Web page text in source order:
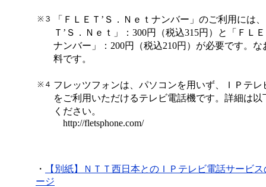
※３
「ＦＬＥＴ’Ｓ．Ｎｅｔナンバー」のご利用には
Ｔ’Ｓ．Ｎｅｔ」：300円（税込315円）と「ＦＬ
ナンバー」：200円（税込210円）が必要です。
料です。
※４ フレッツフォンは、パソコンを用いず、ＩＰテレ
をご利用いただけるテレビ電話機です。詳細は
ください。
http://fletsphone.com/
・
【別紙】ＮＴＴ西日本とのＩＰテレビ電話サービ
ージ